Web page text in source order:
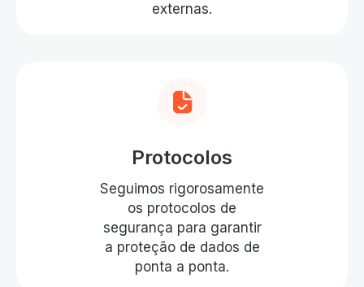
externas.
Protocolos
Seguimos rigorosamente
os protocolos de
segurança para garantir
a proteção de dados de
ponta a ponta.